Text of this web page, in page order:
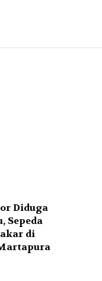
Diduga
Sepeda
di